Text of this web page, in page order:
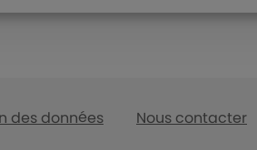
des données Nous contacter